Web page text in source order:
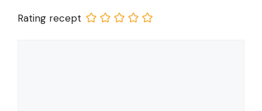
Rating recept